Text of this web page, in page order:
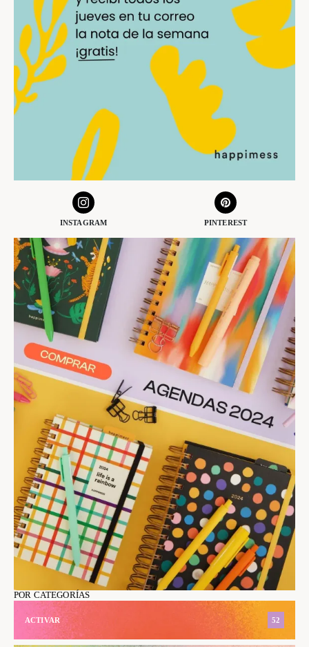
INSTAGRAM PINTEREST
POR CATEGORÍAS
ACTIVAR 52